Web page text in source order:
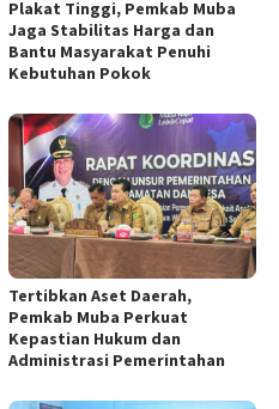
Plakat Tinggi, Pemkab Muba
Jaga Stabilitas Harga dan
Bantu Masyarakat Penuhi
Kebutuhan Pokok
Tertibkan Aset Daerah,
Pemkab Muba Perkuat
Kepastian Hukum dan
Administrasi Pemerintahan